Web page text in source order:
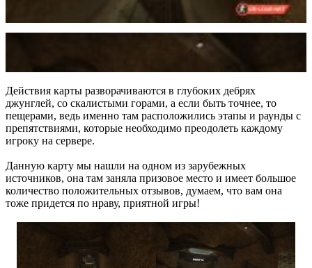
Действия карты разворачиваются в глубоких дебрях
джунглей, со скалистыми горами, а если быть точнее, то
пещерами, ведь именно там расположились этапы и раунды с
препятствиями, которые необходимо преодолеть каждому
игроку на сервере.
Данную карту мы нашли на одном из зарубежных
источников, она там заняла призовое место и имеет большое
количество положительных отзывов, думаем, что вам она
тоже придется по нраву, приятной игры!